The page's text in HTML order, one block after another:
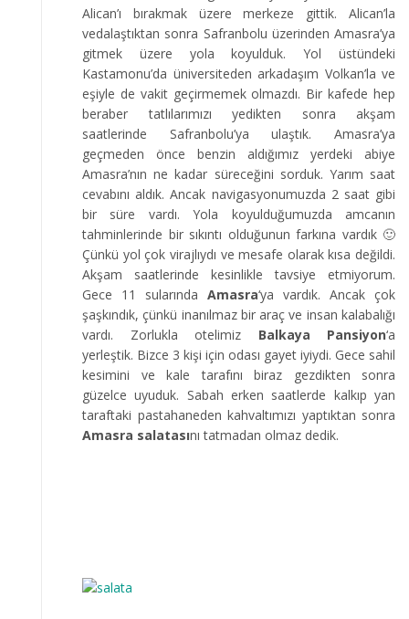
Alican’ı bırakmak üzere merkeze gittik. Alican’la
vedalaştıktan sonra Safranbolu üzerinden Amasra’ya
gitmek üzere yola koyulduk. Yol üstündeki
Kastamonu’da üniversiteden arkadaşım Volkan’la ve
eşiyle de vakit geçirmemek olmazdı. Bir kafede hep
beraber tatlılarımızı yedikten sonra akşam
saatlerinde Safranbolu’ya ulaştık. Amasra’ya
geçmeden önce benzin aldığımız yerdeki abiye
Amasra’nın ne kadar süreceğini sorduk. Yarım saat
cevabını aldık. Ancak navigasyonumuzda 2 saat gibi
bir süre vardı. Yola koyulduğumuzda amcanın
tahminlerinde bir sıkıntı olduğunun farkına vardık 🙂
Çünkü yol çok virajlıydı ve mesafe olarak kısa değildi.
Akşam saatlerinde kesinlikle tavsiye etmiyorum.
Gece 11 sularında Amasra‘ya vardık. Ancak çok
şaşkındık, çünkü inanılmaz bir araç ve insan kalabalığı
vardı. Zorlukla otelimiz Balkaya Pansiyon‘a
yerleştik. Bizce 3 kişi için odası gayet iyiydi. Gece sahil
kesimini ve kale tarafını biraz gezdikten sonra
güzelce uyuduk. Sabah erken saatlerde kalkıp yan
taraftaki pastahaneden kahvaltımızı yaptıktan sonra
Amasra salatasını tatmadan olmaz dedik.